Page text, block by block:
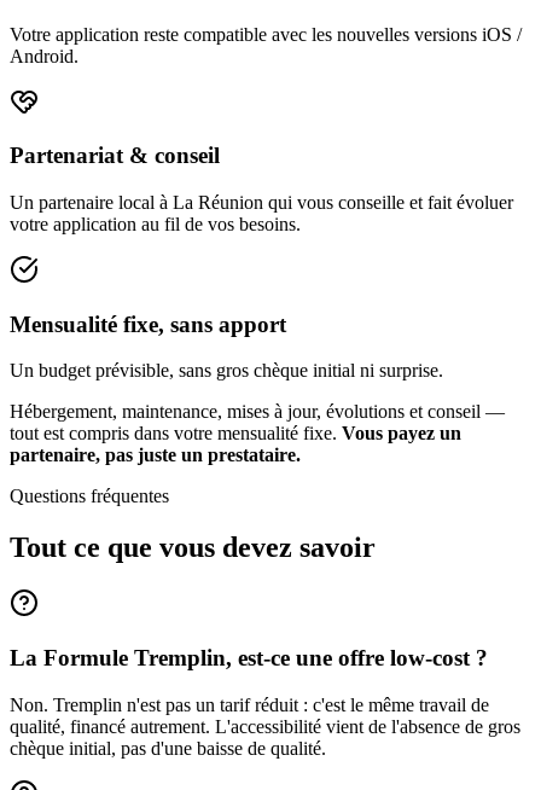
Votre application reste compatible avec les nouvelles versions iOS /
Android.
Partenariat & conseil
Un partenaire local à La Réunion qui vous conseille et fait évoluer
votre application au fil de vos besoins.
Mensualité fixe, sans apport
Un budget prévisible, sans gros chèque initial ni surprise.
Hébergement, maintenance, mises à jour, évolutions et conseil —
tout est compris dans votre mensualité fixe. Vous payez un
partenaire, pas juste un prestataire.
Questions fréquentes
Tout ce que vous devez savoir
La Formule Tremplin, est-ce une offre low-cost ?
Non. Tremplin n'est pas un tarif réduit : c'est le même travail de
qualité, financé autrement. L'accessibilité vient de l'absence de gros
chèque initial, pas d'une baisse de qualité.